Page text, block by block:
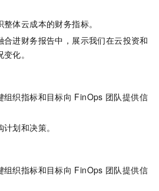
体云成本的财务指标。
合进财务报告中，展示我们在云投资和
化。
织指标和目标向 FinOps 团队提供信
划和决策。
织指标和目标向 FinOps 团队提供信